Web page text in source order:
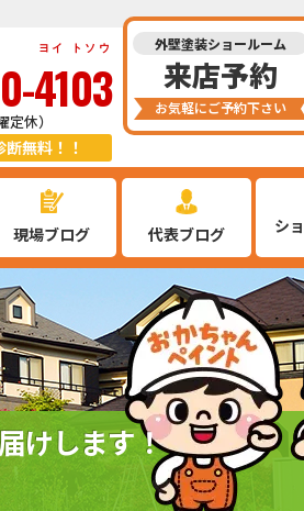
4103
イ トソウ
休）
無料！！
外壁塗装ショールーム
来店予約
お気軽にご予約下さい
現場ブログ 代表ブログ
シ
けします！